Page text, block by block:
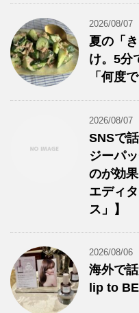
2026/08/07
夏の「
け。5分
「何度
2026/08/07
SNSで
ジーパ
のが効
エディ
ス」】
2026/08/06
海外で
lip to